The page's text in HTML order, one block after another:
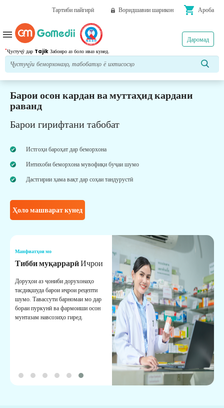
Тартиби пайгирӣ Воридшавии шарикон shopping_cart Ароба
*Ҷустуҷӯ дар Tajik Забонро аз боло иваз кунед.
Даромад
menu
Барои осон кардан ва муттаҳид кардани
раванд
Барои гирифтани табобат
Истгоҳи бароҳат дар беморхона
Интихоби беморхона мувофиқи буҷаи шумо
Дастгирии ҳама вақт дар соҳаи тандурустӣ
Ҳоло машварат кунед
Манфиатҳои мо
Тибби муқаррарӣИчрои
Доруҳои аз ҷониби дорухонаҳо
тасдиқшуда барои иҷрои рецепти
шумо. Тавассути барномаи мо дар
бораи пуркунӣ ва фармоиши осон
мунтазам навсозиҳо гиред.